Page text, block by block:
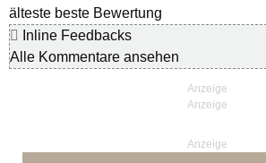
älteste beste Bewertung
Inline Feedbacks
Alle Kommentare ansehen
Anzeige